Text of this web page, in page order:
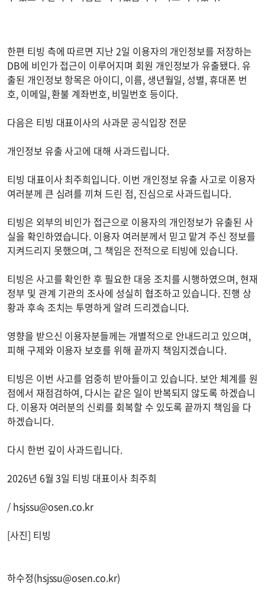
한편 티빙 측에 따르면 지난 2일 이용자의 개인정보를 저장하는
DB에 비인가 접근이 이루어지며 회원 개인정보가 유출됐다. 유
출된 개인정보 항목은 아이디, 이름, 생년월일, 성별, 휴대폰 번
호, 이메일, 환불 계좌번호, 비밀번호 등이다.
다음은 티빙 대표이사의 사과문 공식입장 전문
개인정보 유출 사고에 대해 사과드립니다.
티빙 대표이사 최주희입니다. 이번 개인정보 유출 사고로 이용자
여러분께 큰 심려를 끼쳐 드린 점, 진심으로 사과드립니다.
티빙은 외부의 비인가 접근으로 이용자의 개인정보가 유출된 사
실을 확인하였습니다. 이용자 여러분께서 믿고 맡겨 주신 정보를
지켜드리지 못했으며, 그 책임은 전적으로 티빙에 있습니다.
티빙은 사고를 확인한 후 필요한 대응 조치를 시행하였으며, 현재
정부 및 관계 기관의 조사에 성실히 협조하고 있습니다. 진행 상
황과 후속 조치는 투명하게 알려 드리겠습니다.
영향을 받으신 이용자분들께는 개별적으로 안내드리고 있으며,
피해 구제와 이용자 보호를 위해 끝까지 책임지겠습니다.
티빙은 이번 사고를 엄중히 받아들이고 있습니다. 보안 체계를 원
점에서 재점검하여, 다시는 같은 일이 반복되지 않도록 하겠습니
다. 이용자 여러분의 신뢰를 회복할 수 있도록 끝까지 책임을 다
하겠습니다.
다시 한번 깊이 사과드립니다.
2026년 6월 3일 티빙 대표이사 최주희
/ hsjssu@osen.co.kr
[사진] 티빙
하수정(hsjssu@osen.co.kr)